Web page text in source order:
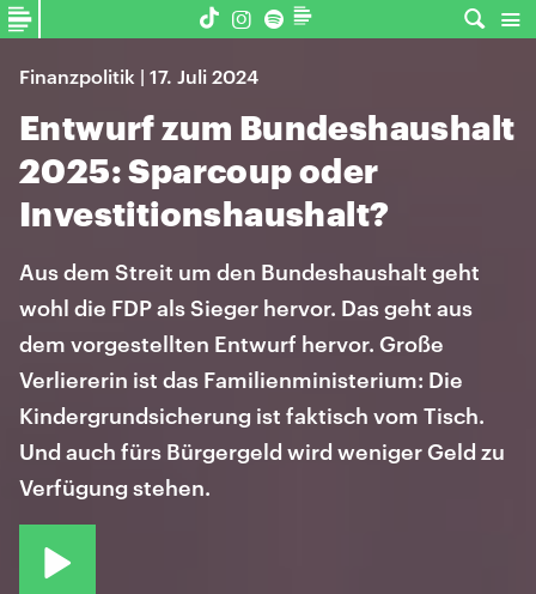
Finanzpolitik | 17. Juli 2024
Entwurf zum Bundeshaushalt
2025: Sparcoup oder
Investitionshaushalt?
Aus dem Streit um den Bundeshaushalt geht
wohl die FDP als Sieger hervor. Das geht aus
dem vorgestellten Entwurf hervor. Große
Verliererin ist das Familienministerium: Die
Kindergrundsicherung ist faktisch vom Tisch.
Und auch fürs Bürgergeld wird weniger Geld zu
Verfügung stehen.